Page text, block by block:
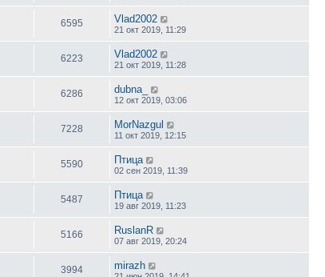
6595 Vlad2002
21 окт 2019, 11:29
6223 Vlad2002
21 окт 2019, 11:28
6286 dubna_
12 окт 2019, 03:06
7228 MorNazgul
11 окт 2019, 12:15
5590 Птица
02 сен 2019, 11:39
5487 Птица
19 авг 2019, 11:23
5166 RuslanR
07 авг 2019, 20:24
3994 mirazh